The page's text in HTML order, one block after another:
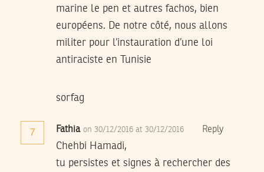
marine le pen et autres fachos, bien
européens. De notre côté, nous allons
militer pour l’instauration d’une loi
antiraciste en Tunisie
sorfag
7 Fathia on 30/12/2016 at 30/12/2016 Reply
Chehbi Hamadi,
tu persistes et signes à rechercher des